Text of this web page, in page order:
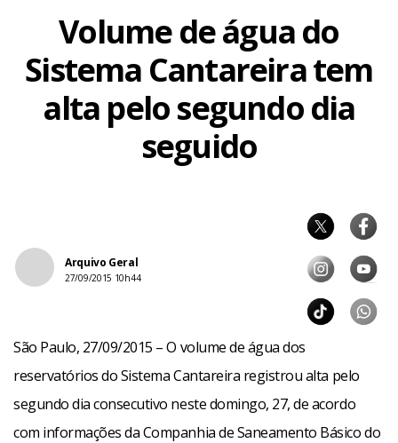
Volume de água do
Sistema Cantareira tem
alta pelo segundo dia
seguido
Arquivo Geral
27/09/2015 10h44
São Paulo, 27/09/2015 – O volume de água dos
reservatórios do Sistema Cantareira registrou alta pelo
segundo dia consecutivo neste domingo, 27, de acordo
com informações da Companhia de Saneamento Básico do